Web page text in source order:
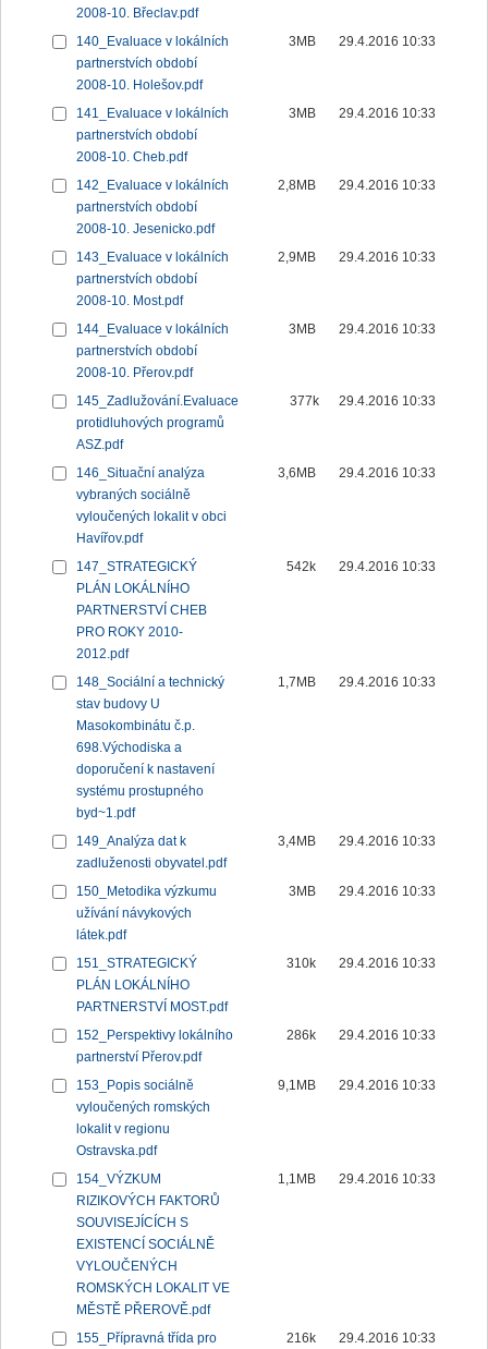
2008-10. Břeclav.pdf
140_Evaluace v lokálních
partnerstvích období
2008-10. Holešov.pdf
3MB 29.4.2016 10:33
141_Evaluace v lokálních
partnerstvích období
2008-10. Cheb.pdf
3MB 29.4.2016 10:33
142_Evaluace v lokálních
partnerstvích období
2008-10. Jesenicko.pdf
2,8MB 29.4.2016 10:33
143_Evaluace v lokálních
partnerstvích období
2008-10. Most.pdf
2,9MB 29.4.2016 10:33
144_Evaluace v lokálních
partnerstvích období
2008-10. Přerov.pdf
3MB 29.4.2016 10:33
145_Zadlužování.Evaluace
protidluhových programů
ASZ.pdf
377k 29.4.2016 10:33
146_Situační analýza
vybraných sociálně
vyloučených lokalit v obci
Havířov.pdf
3,6MB 29.4.2016 10:33
147_STRATEGICKÝ
PLÁN LOKÁLNÍHO
PARTNERSTVÍ CHEB
PRO ROKY 2010-
2012.pdf
542k 29.4.2016 10:33
148_Sociální a technický
stav budovy U
Masokombinátu č.p.
698.Východiska a
doporučení k nastavení
systému prostupného
byd~1.pdf
1,7MB 29.4.2016 10:33
149_Analýza dat k
zadluženosti obyvatel.pdf
3,4MB 29.4.2016 10:33
150_Metodika výzkumu
užívání návykových
látek.pdf
3MB 29.4.2016 10:33
151_STRATEGICKÝ
PLÁN LOKÁLNÍHO
PARTNERSTVÍ MOST.pdf
310k 29.4.2016 10:33
152_Perspektivy lokálního
partnerství Přerov.pdf
286k 29.4.2016 10:33
153_Popis sociálně
vyloučených romských
lokalit v regionu
Ostravska.pdf
9,1MB 29.4.2016 10:33
154_VÝZKUM
RIZIKOVÝCH FAKTORŮ
SOUVISEJÍCÍCH S
EXISTENCÍ SOCIÁLNĚ
VYLOUČENÝCH
ROMSKÝCH LOKALIT VE
MĚSTĚ PŘEROVĚ.pdf
1,1MB 29.4.2016 10:33
155_Přípravná třída pro
216k 29.4.2016 10:33